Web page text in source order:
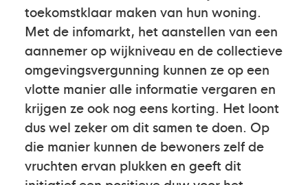
toekomstklaar maken van hun woning.
Met de infomarkt, het aanstellen van een
aannemer op wijkniveau en de collectieve
omgevingsvergunning kunnen ze op een
vlotte manier alle informatie vergaren en
krijgen ze ook nog eens korting. Het loont
dus wel zeker om dit samen te doen. Op
die manier kunnen de bewoners zelf de
vruchten ervan plukken en geeft dit